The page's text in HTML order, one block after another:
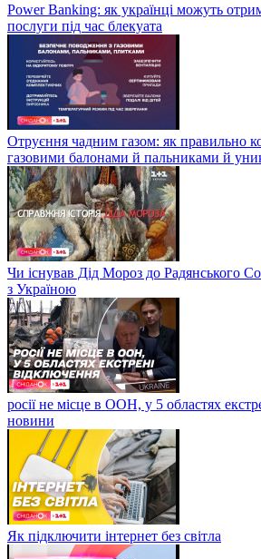
Power Banking: як українці можуть
послуги під час блекуата
Отруєння чадним газом: як правильно
газовими балонами й пальниками й
Чи існував Дід Мороз до Радянського
з Україною
росії не місце в ООН, у 5 областях
новини
Як підключити інтернет без світла